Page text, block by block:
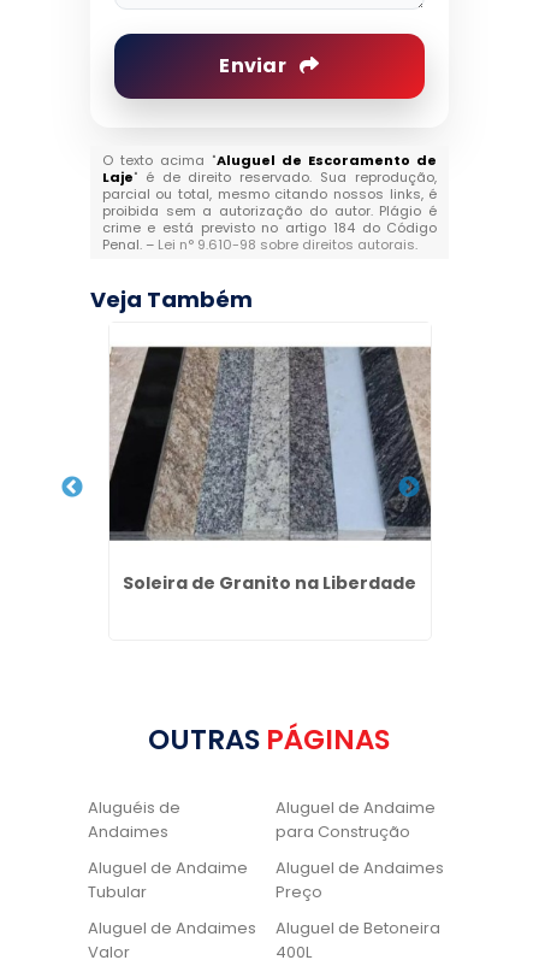
Enviar
O texto acima "Aluguel de Escoramento de
Laje" é de direito reservado. Sua reprodução,
parcial ou total, mesmo citando nossos links, é
proibida sem a autorização do autor. Plágio é
crime e está previsto no artigo 184 do Código
Penal. – Lei n° 9.610-98 sobre direitos autorais.
Veja Também
Soleira de Granito na Liberdade
OUTRAS PÁGINAS
Aluguéis de
Andaimes
Aluguel de Andaime
para Construção
Aluguel de Andaime
Tubular
Aluguel de Andaimes
Preço
Aluguel de Andaimes
Valor
Aluguel de Betoneira
400L